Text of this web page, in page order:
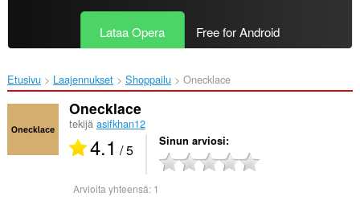
Lataa Opera Free for Android
Etusivu Laajennukset Shoppailu Onecklace‎
Onecklace
tekijä asifkhan12
4.1 / 5 Sinun arviosi
Arvioita yhteensä: 1